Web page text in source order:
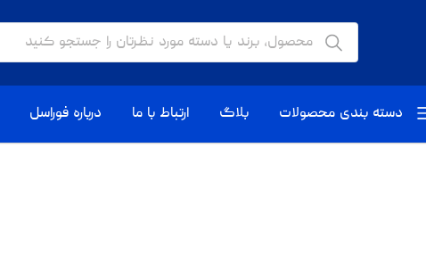
دسته بندی محصولات بلاگ ارتباط با ما درباره فوراسل